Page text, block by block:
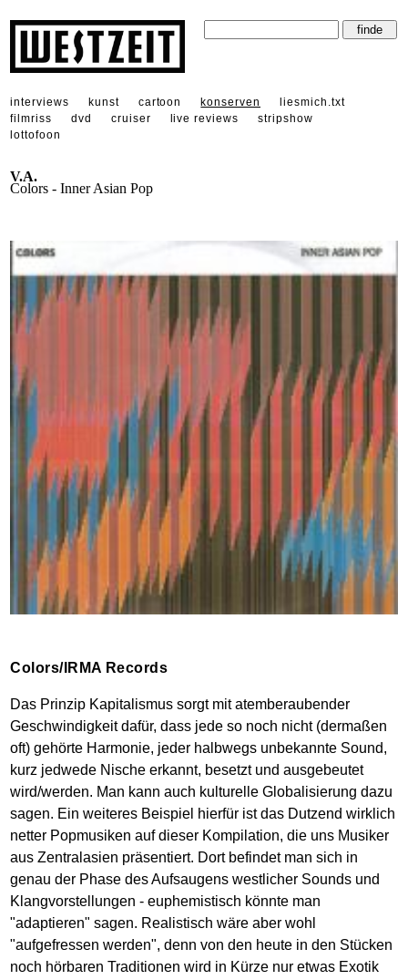
interviews kunst cartoon konserven
liesmich.txt
filmriss
dvd cruiser live reviews
stripshow
lottofoon
V.A.
Colors - Inner Asian Pop
Colors/IRMA Records
Das Prinzip Kapitalismus sorgt mit atemberaubender
Geschwindigkeit dafür, dass jede so noch nicht (dermaßen
oft) gehörte Harmonie, jeder halbwegs unbekannte Sound,
kurz jedwede Nische erkannt, besetzt und ausgebeutet
wird/werden. Man kann auch kulturelle Globalisierung dazu
sagen. Ein weiteres Beispiel hierfür ist das Dutzend wirklich
netter Popmusiken auf dieser Kompilation, die uns Musiker
aus Zentralasien präsentiert. Dort befindet man sich in
genau der Phase des Aufsaugens westlicher Sounds und
Klangvorstellungen - euphemistisch könnte man
"adaptieren" sagen. Realistisch wäre aber wohl
"aufgefressen werden", denn von den heute in den Stücken
noch hörbaren Traditionen wird in Kürze nur etwas Exotik